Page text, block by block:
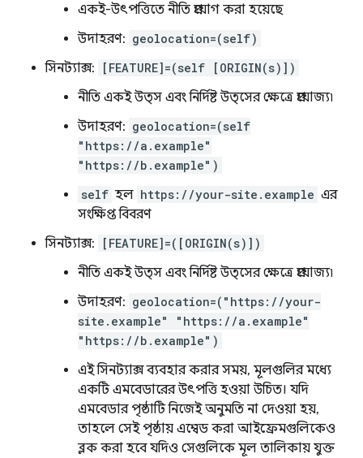
একই-উৎপত্তিতে নীতি প্রয়োগ করা হয়েছে
উদাহরণ: geolocation=(self)
সিনট্যাক্স: [FEATURE]=(self [ORIGIN(s)])
নীতি একই উত্স এবং নির্দিষ্ট উত্সের ক্ষেত্রে প্রযোজ্য৷
উদাহরণ: geolocation=(self
"https://a.example"
"https://b.example")
self হল https://your-site.example এর
সংক্ষিপ্ত বিবরণ
সিনট্যাক্স:
[FEATURE]=([ORIGIN(s)])
নীতি একই উত্স এবং নির্দিষ্ট উত্সের ক্ষেত্রে প্রযোজ্য৷
উদাহরণ: geolocation=("https://your-
site.example" "https://a.example"
"https://b.example")
এই সিনট্যাক্স ব্যবহার করার সময়, মূলগুলির মধ্যে
একটি এমবেডারের উৎপত্তি হওয়া উচিত। যদি
এমবেডার পৃষ্ঠাটি নিজেই অনুমতি না দেওয়া হয়,
তাহলে সেই পৃষ্ঠায় এম্বেড করা আইফ্রেমগুলিকেও
ব্লক করা হবে যদিও সেগুলিকে মূল তালিকায় যুক্ত